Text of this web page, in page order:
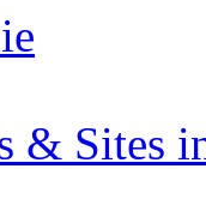
& Sites